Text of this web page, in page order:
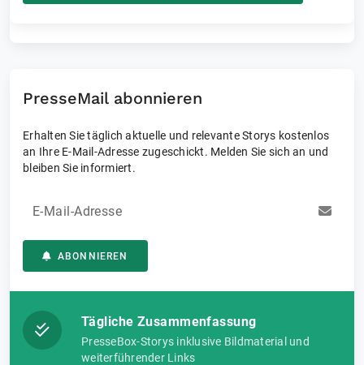
PresseMail abonnieren
Erhalten Sie täglich aktuelle und relevante Storys kostenlos
an Ihre E-Mail-Adresse zugeschickt. Melden Sie sich an und
bleiben Sie informiert.
E-Mail-Adresse
ABONNIEREN
Tägliche Zusammenfassung
PresseBox-Storys inklusive Bildmaterial und
weiterführender Links